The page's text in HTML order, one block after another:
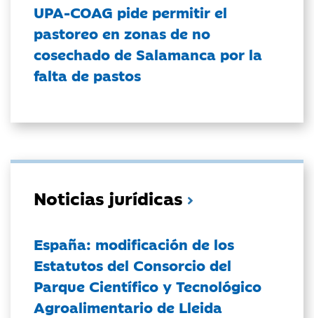
UPA-COAG pide permitir el
pastoreo en zonas de no
cosechado de Salamanca por la
falta de pastos
Noticias jurídicas
España: modificación de los
Estatutos del Consorcio del
Parque Científico y Tecnológico
Agroalimentario de Lleida